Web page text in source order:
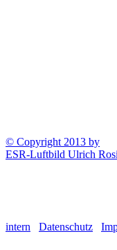
© Copyright 2013 by
ESR-Luftbild Ulrich
intern Datenschutz